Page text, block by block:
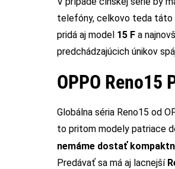
telefóny, celkovo teda táto
pridá aj model 15 F a
predchádzajúcich únikov
OPPO
Globálna séria Reno15 od
to pritom modely patriace
nemáme dostať
Predávať sa má aj lacnejší